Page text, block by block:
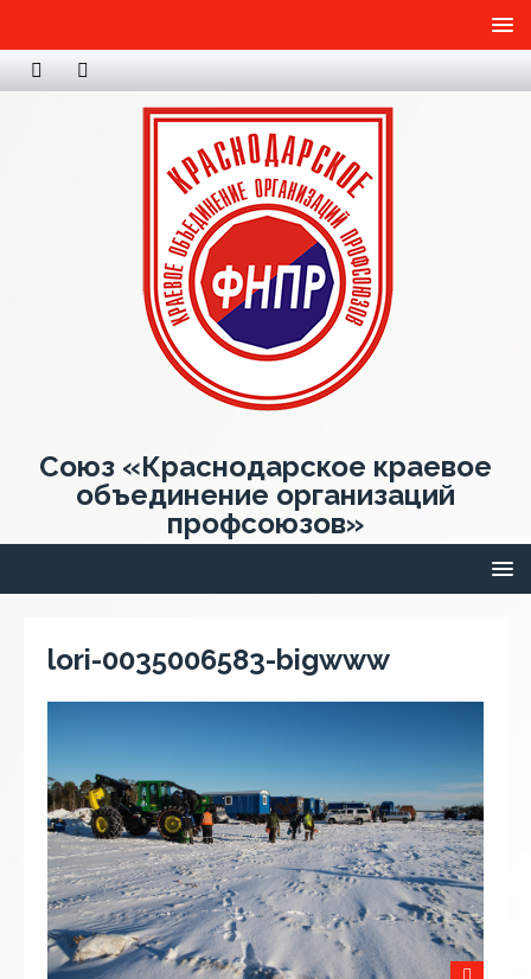
Союз «Краснодарское краевое
объединение организаций
профсоюзов»
lori-0035006583-bigwww